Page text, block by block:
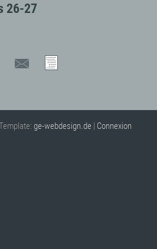
26-27
ge-webdesign.de | Connexion